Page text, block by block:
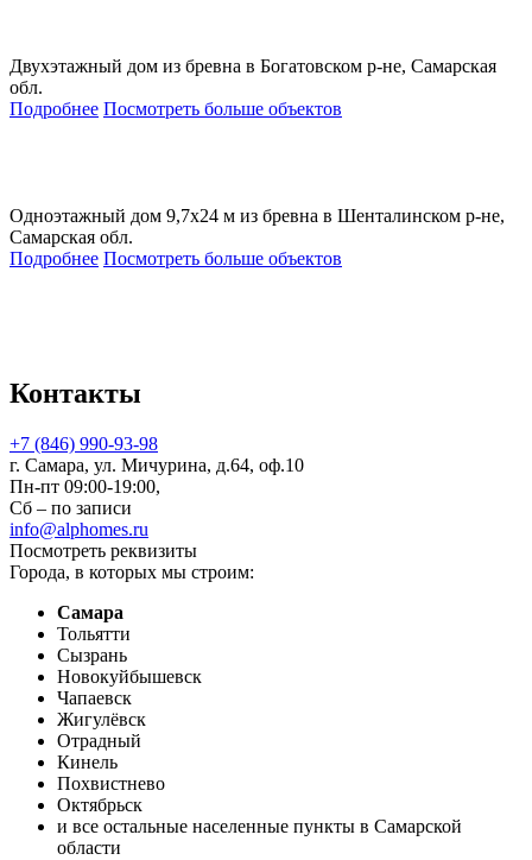
Двухэтажный дом из бревна в Богатовском р-не, Самарская
обл.
Подробнее Посмотреть больше объектов
Одноэтажный дом 9,7х24 м из бревна в Шенталинском р-не,
Самарская обл.
Подробнее Посмотреть больше объектов
Контакты
+7 (846) 990-93-98
г. Самара, ул. Мичурина, д.64, оф.10
Пн-пт 09:00-19:00,
Сб – по записи
info@alphomes.ru
Посмотреть реквизиты
Города, в которых мы строим:
Самара
Тольятти
Сызрань
Новокуйбышевск
Чапаевск
Жигулёвск
Отрадный
Кинель
Похвистнево
Октябрьск
и все остальные населенные пункты в Самарской
области